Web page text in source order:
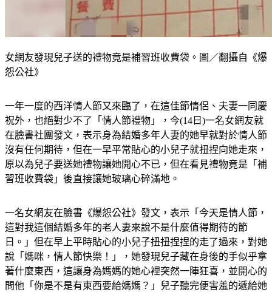
女網友發現兒子送的禮物竟是補習班收費袋。圖／翻攝自《爆
怨公社》
一年一度的西洋情人節又來臨了，在這佳節情侶、夫妻一同慶
祝外，也絕對少不了「情人節禮物」，今(14日)一名女網友就
在臉書社團發文，表示身為結婚多年人妻的她早就對於情人節
沒有任何期待，但在一早平常貼心的小兒子就扭捏向她走來，
原以為兒子要送她禮物讓她開心不已，但在看見禮物竟是「補
習班收費袋」後直接讓她玻璃心碎滿地。
一名女網友在臉書《爆怨公社》發文，表示「今天是情人節，
這對我這個結婚多年的老人妻來說不是什麼值得期待的節
日。」但在早上平時貼心的小兒子扭扭捏捏的走了過來，對她
說「媽咪，情人節快樂！」，她發現兒子藏在身後的手似乎拿
著什麼東西，這讓身為媽媽的她心裡突然一陣狂喜，並開心的
問他「你是不是有東西要給媽媽？」兒子聽完便害羞的遞給她